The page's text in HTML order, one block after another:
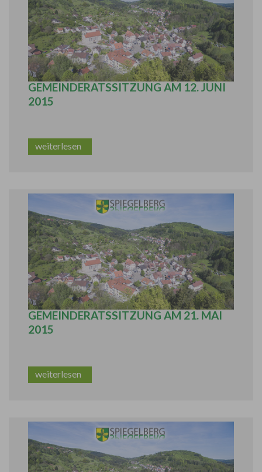
BERICHT AUS DER ÖFFENTLICHEN
GEMEINDERATSSITZUNG AM 12. JUNI
2015
weiterlesen
BERICHT AUS DER ÖFFENTLICHEN
GEMEINDERATSSITZUNG AM 21. MAI
2015
weiterlesen